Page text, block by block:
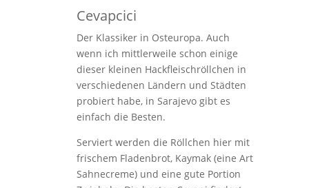
Cevapcici
Der Klassiker in Osteuropa. Auch
wenn ich mittlerweile schon einige
dieser kleinen Hackfleischröllchen in
verschiedenen Ländern und Städten
probiert habe, in Sarajevo gibt es
einfach die Besten.
Serviert werden die Röllchen hier mit
frischem Fladenbrot, Kaymak (eine Art
Sahnecreme) und eine gute Portion